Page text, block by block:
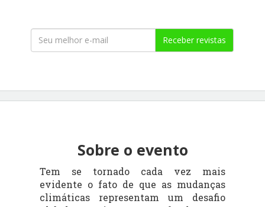
Receber revistas
Sobre o evento
Tem se tornado cada vez mais
evidente o fato de que as mudanças
climáticas representam um desafio